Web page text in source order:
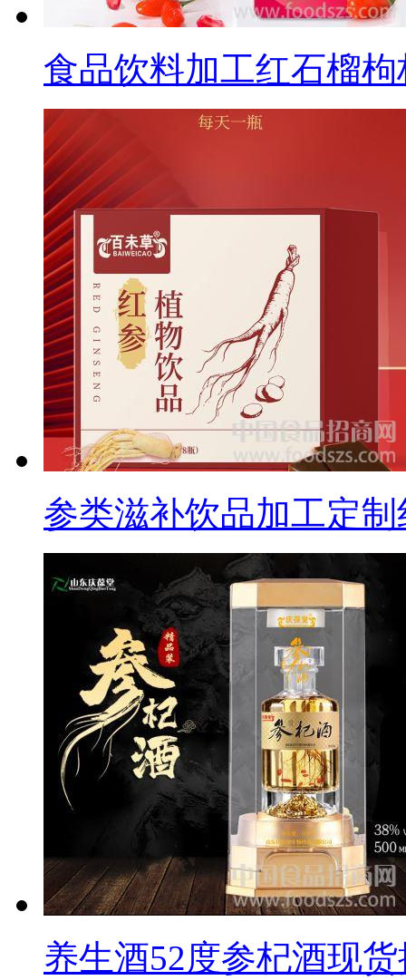
食品饮料加工红石榴
参类滋补饮品加工定
养生酒52度参杞酒现